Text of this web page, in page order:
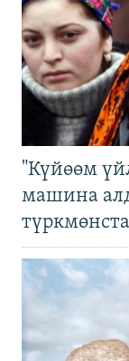
"Күйөөм
машина